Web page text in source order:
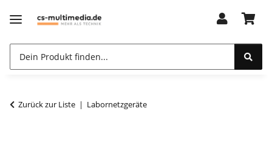
Zurück zur Liste Labornetzgeräte